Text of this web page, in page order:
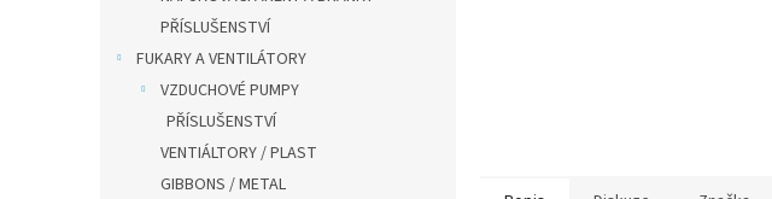
PŘÍSLUŠENSTVÍ
FUKARY A VENTILÁTORY
VZDUCHOVÉ PUMPY
PŘÍSLUŠENSTVÍ
VENTIÁLTORY / PLAST
GIBBONS / METAL